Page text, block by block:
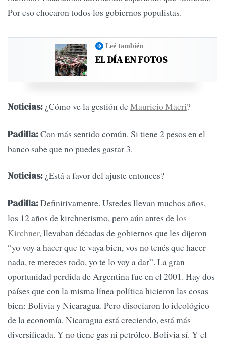
Por eso chocaron todos los gobiernos populistas.
Leé también
EL DÍA EN FOTOS
Noticias: ¿Cómo ve la gestión deMauricio Macri?
Padilla:Con más sentido común. Si tiene 2 pesos en el
banco sabe que no puedes gastar 3.
Noticias: ¿Está a favor del ajuste entonces?
Padilla:Definitivamente. Ustedes llevan muchos años,
los 12 años de kirchnerismo, pero aún antes delos
Kirchner, llevaban décadas de gobiernos que les dijeron
“yo voy a hacer que te vaya bien, vos no tenés que hacer
nada, te mereces todo, yo te lo voy a dar”. La gran
oportunidad perdida de Argentina fue en el 2001. Hay dos
países que con la misma línea política hicieron las cosas
bien: Bolivia y Nicaragua. Pero disociaron lo ideológico
de la economía. Nicaragua está creciendo, está más
diversificada. Y no tiene gas ni petróleo. Bolivia sí. Y el